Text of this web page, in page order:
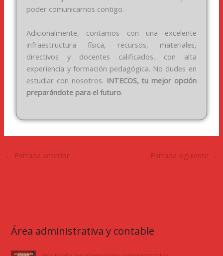
poder comunicarnos contigo.
Adicionalmente, contamos con una excelente
infraestructura física, recursos, materiales,
directivos y docentes calificados, con alta
experiencia y formación pedagógica. No dudes en
estudiar con nosotros. INTECOS, tu mejor opción
preparándote para el futuro.
← Entrada anterior Entrada siguiente →
Área administrativa y contable